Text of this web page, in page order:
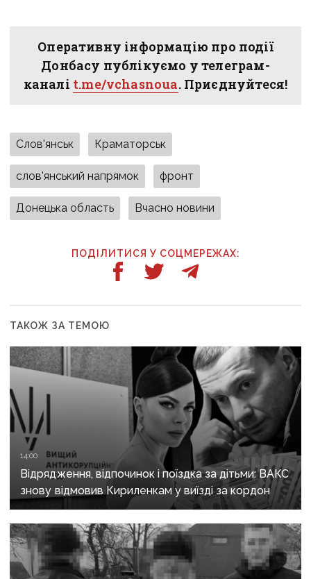
Оперативну інформацію про події
Донбасу публікуємо у телеграм-
каналі t.me/vchasnoua. Приєднуйтеся!
Слов'янськ Краматорськ
слов'янський напрямок фронт
Донецька область Вчасно новини
ПОДІЛИТИСЯ У СОЦМЕРЕЖАХ:
ТАКОЖ ЗА ТЕМОЮ
14:00
Відрядження, відпочинок і поїздка за дітьми: ВАКС
знову відмовив Кириленкам у виїзді за кордон